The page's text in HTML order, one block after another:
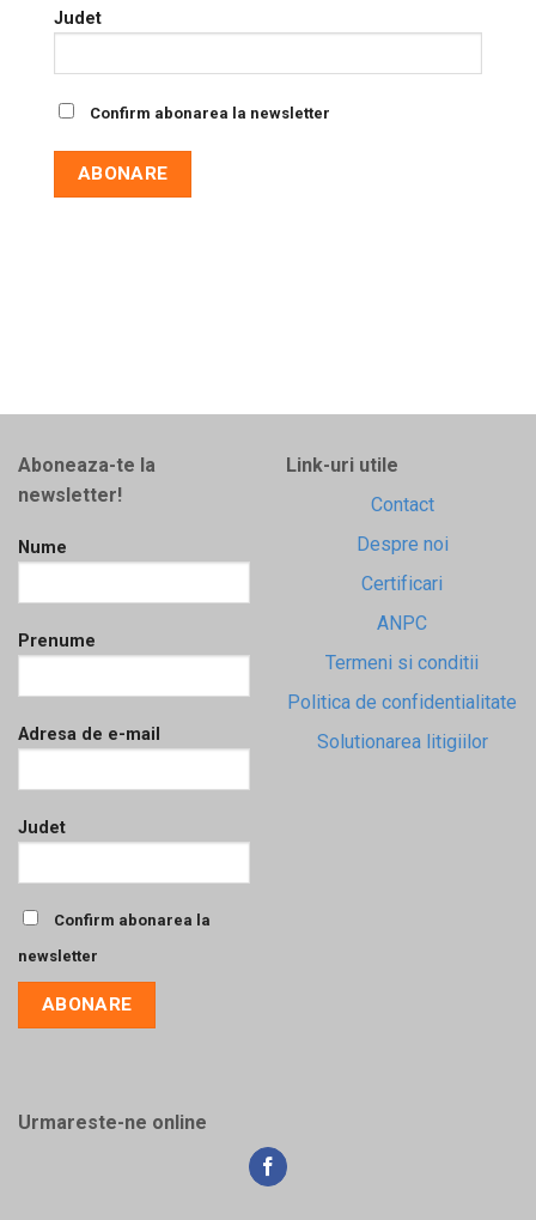
Judet
Confirm abonarea la newsletter
Aboneaza-te la
newsletter!
Nume
Prenume
Adresa de e-mail
Judet
Confirm abonarea la
newsletter
Link-uri utile
Contact
Despre noi
Certificari
ANPC
Termeni si conditii
Politica de confidentialitate
Solutionarea litigiilor
Urmareste-ne online